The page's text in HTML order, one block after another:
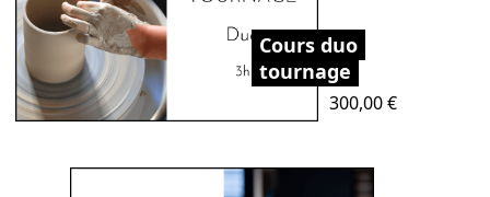
Cours duo
tournage
Prix
300,00 €